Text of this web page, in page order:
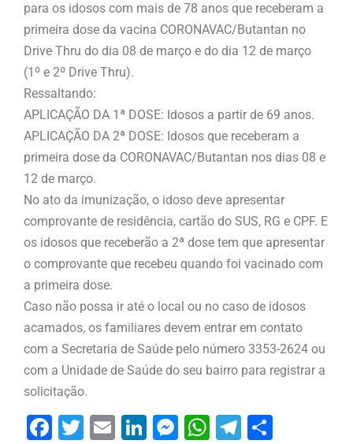
para os idosos com mais de 78 anos que receberam a
primeira dose da vacina CORONAVAC/Butantan no
Drive Thru do dia 08 de março e do dia 12 de março
(1º e 2º Drive Thru).
Ressaltando:
APLICAÇÃO DA 1ª DOSE: Idosos a partir de 69 anos.
APLICAÇÃO DA 2ª DOSE: Idosos que receberam a
primeira dose da CORONAVAC/Butantan nos dias 08 e
12 de março.
No ato da imunização, o idoso deve apresentar
comprovante de residência, cartão do SUS, RG e CPF. E
os idosos que receberão a 2ª dose tem que apresentar
o comprovante que recebeu quando foi vacinado com
a primeira dose.
Caso não possa ir até o local ou no caso de idosos
acamados, os familiares devem entrar em contato
com a Secretaria de Saúde pelo número 3353-2624 ou
com a Unidade de Saúde do seu bairro para registrar a
solicitação.
Facebook
Twitter
EmailLinkedIn
Messenger
WhatsApp
Telegram